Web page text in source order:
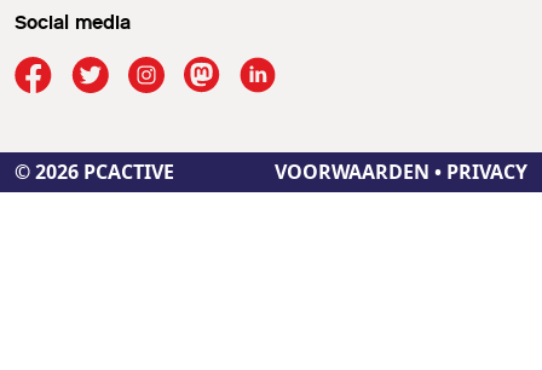
Social media
© 2026 PCACTIVE VOORWAARDEN • PRIVACY